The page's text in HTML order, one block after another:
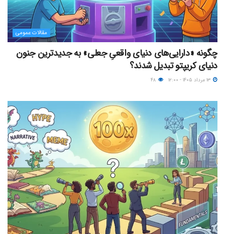
مقالات عمومی
چگونه «دارایی‌های دنیای واقعیِ جعلی» به جدیدترین جنون
دنیای کریپتو تبدیل شدند؟